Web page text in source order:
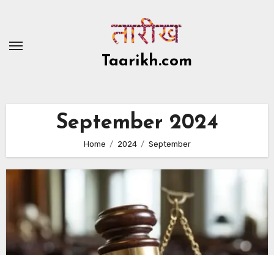
content
Taarikh.com
September 2024
Home 2024 September